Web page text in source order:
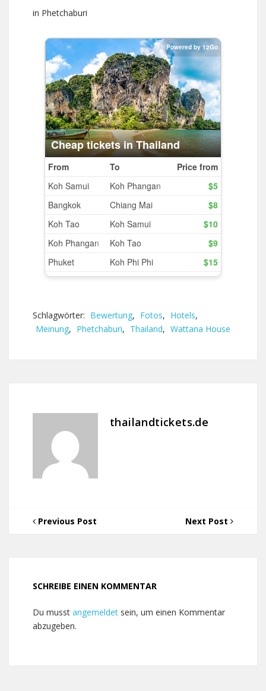
in Phetchaburi
Schlagwörter: Bewertung, Fotos, Hotels,
Meinung, Phetchaburi, Thailand, Wattana House
thailandtickets.de
Previous Post Next Post
SCHREIBE EINEN KOMMENTAR
Du musst angemeldet sein, um einen Kommentar
abzugeben.